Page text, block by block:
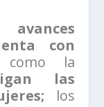
con
como la
las
los